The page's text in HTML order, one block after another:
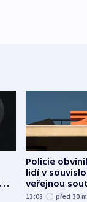
Policie
lidí v
veřejnou
Správy
13:08 před 30 m